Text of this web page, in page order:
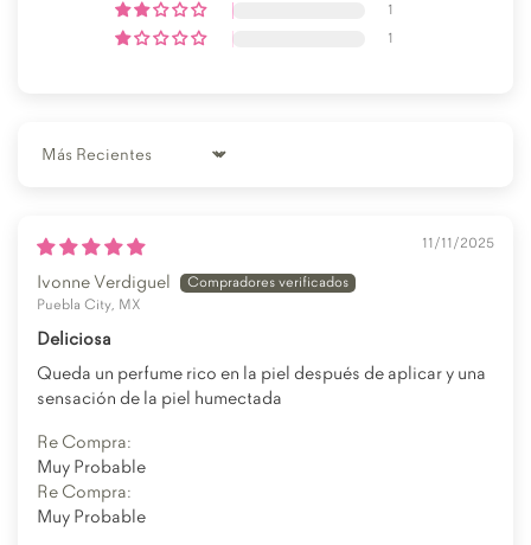
1
1
Sort by
11/11/2025
Ivonne Verdiguel
Puebla City, MX
Deliciosa
Queda un perfume rico en la piel después de aplicar y una
sensación de la piel humectada
Re Compra:
Muy Probable
Re Compra:
Muy Probable